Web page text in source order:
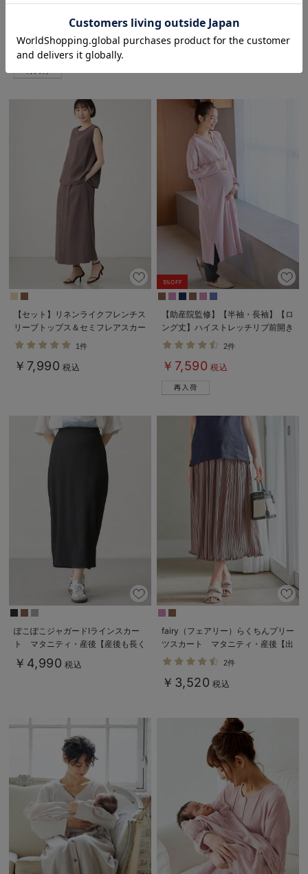
ャマ マタニティ・授乳パジャマ
【出産後も長く使える】
￥7,115税込
後も長く使える】
￥4,482税込
【セット】リネンライクフレンチス
リーブトップス＆セミフレアスカー
トセットアップ マタニティ・授乳
服【出産後も長く着られる】
1件
￥7,990 税込
5%OFF
【助産院監修】【半袖・長袖】【ロ
ング丈】ハイストレッチリブ前開き
パジャマ マタニティ・授乳パジャ
マ【出産後も長く使える】
2件
￥7,590 税込
ぽこぽこジャガードIラインスカー
ト マタニティ・産後【産後も長く
着られる】
￥4,990 税込
fairy（フェアリー）らくちんプリー
ツスカート マタニティ・産後【出
産後も長く使える】
2件
￥3,520 税込
お気に入り商品を確認する